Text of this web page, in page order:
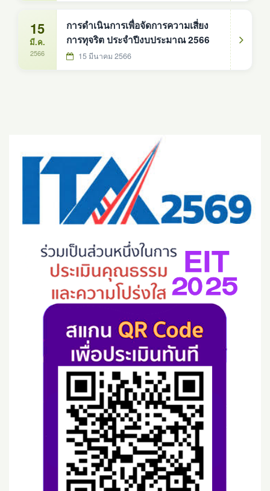
15
มี.ค.
2566
การดำเนินการเพื่อจัดการความเสี่ยง
การทุจริต ประจำปีงบประมาณ 2566
15 มีนาคม 2566